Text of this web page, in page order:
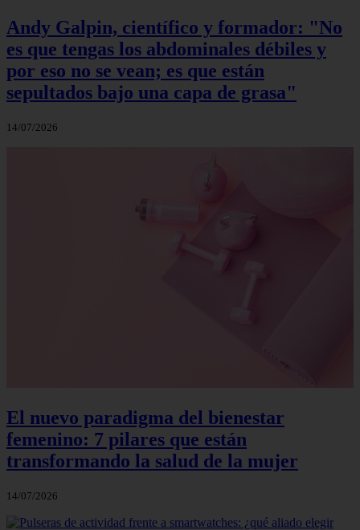
Andy Galpin, científico y formador: "No
es que tengas los abdominales débiles y
por eso no se vean; es que están
sepultados bajo una capa de grasa"
14/07/2026
El nuevo paradigma del bienestar
femenino: 7 pilares que están
transformando la salud de la mujer
14/07/2026